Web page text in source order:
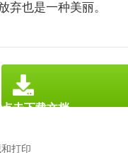
弃也是一种美丽。
打印
点击下载文档